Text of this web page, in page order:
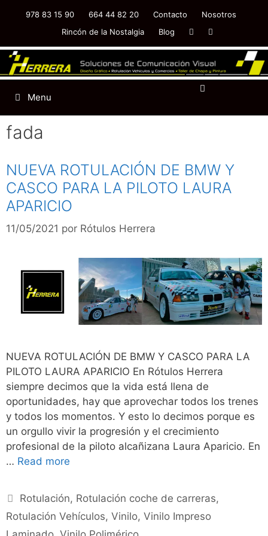
978 83 15 90 664 44 82 20 Contacto
Nosotros
Rincón de la Nostalgia
Blog
Menu
fada
NUEVA ROTULACIÓN DE BMW Y
CASCO PARA LA PILOTO LAURA
APARICIO
11/05/2021 por Rótulos Herrera
NUEVA ROTULACIÓN DE BMW Y CASCO PARA LA
PILOTO LAURA APARICIO En Rótulos Herrera
siempre decimos que la vida está llena de
oportunidades, hay que aprovechar todos los trenes
y todos los momentos. Y esto lo decimos porque es
un orgullo vivir la progresión y el crecimiento
profesional de la piloto alcañizana Laura Aparicio. En
… Read more
Rotulación, Rotulación coche de carreras,
Rotulación Vehículos, Vinilo, Vinilo Impreso